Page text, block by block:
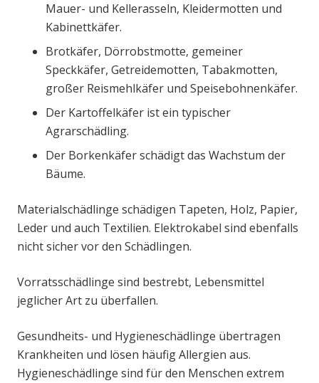
Mauer- und Kellerasseln, Kleidermotten und
Kabinettkäfer.
Brotkäfer, Dörrobstmotte, gemeiner
Speckkäfer, Getreidemotten, Tabakmotten,
großer Reismehlkäfer und Speisebohnenkäfer.
Der Kartoffelkäfer ist ein typischer
Agrarschädling.
Der Borkenkäfer schädigt das Wachstum der
Bäume.
Materialschädlinge schädigen Tapeten, Holz, Papier,
Leder und auch Textilien. Elektrokabel sind ebenfalls
nicht sicher vor den Schädlingen.
Vorratsschädlinge sind bestrebt, Lebensmittel
jeglicher Art zu überfallen.
Gesundheits- und Hygieneschädlinge übertragen
Krankheiten und lösen häufig Allergien aus.
Hygieneschädlinge sind für den Menschen extrem